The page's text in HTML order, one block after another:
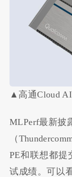
▲高通Cloud
MLPerf最新披
（
PE和联想都提
试成绩。可以